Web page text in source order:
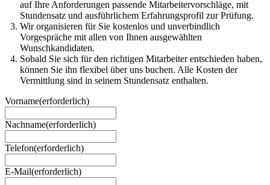
auf Ihre Anforderungen passende Mitarbeitervorschläge, mit
Stundensatz und ausführlichem Erfahrungsprofil zur Prüfung.
Wir organisieren für Sie kostenlos und unverbindlich
Vorgespräche mit allen von Ihnen ausgewählten
Wunschkandidaten.
Sobald Sie sich für den richtigen Mitarbeiter entschieden haben,
können Sie ihn flexibel über uns buchen. Alle Kosten der
Vermittlung sind in seinem Stundensatz enthalten.
Vorname(erforderlich)
Nachname(erforderlich)
Telefon(erforderlich)
E-Mail(erforderlich)